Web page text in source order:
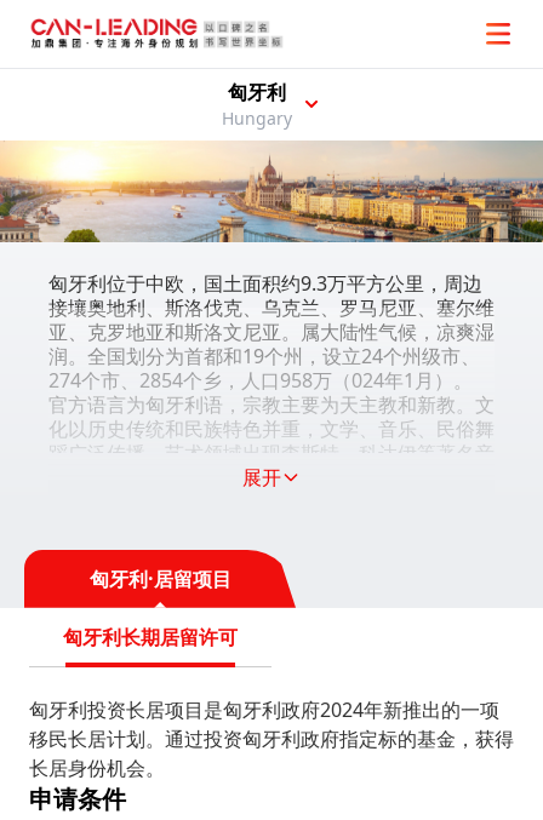
匈牙利
Hungary
匈牙利位于中欧，国土面积约9.3万平方公里，周边
接壤奥地利、斯洛伐克、乌克兰、罗马尼亚、塞尔维
亚、克罗地亚和斯洛文尼亚。属大陆性气候，凉爽湿
润。全国划分为首都和19个州，设立24个州级市、
274个市、2854个乡，人口958万（024年1月）。
官方语言为匈牙利语，宗教主要为天主教和新教。文
化以历史传统和民族特色并重，文学、音乐、民俗舞
蹈广泛传播。艺术领域出现李斯特、科达伊等著名音
乐家。布达佩斯是全国政治、经济和文化中心，城市
等，国内有8处世界遗产。
展开
匈牙利·居留项目
匈牙利长期居留许可
匈牙利投资长居项目是匈牙利政府2024年新推出的一项
移民长居计划。通过投资匈牙利政府指定标的基金，获得
长居身份机会。
申请条件